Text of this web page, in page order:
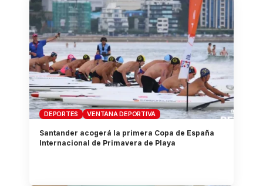
DEPORTES VENTANA DEPORTIVA
Santander acogerá la primera Copa de España
Internacional de Primavera de Playa